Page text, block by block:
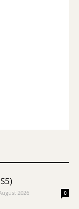
2026 0